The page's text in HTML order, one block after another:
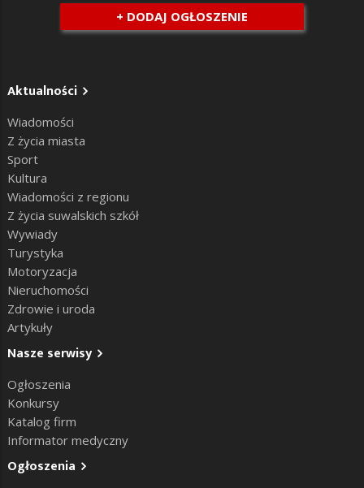
+ DODAJ OGŁOSZENIE
Aktualności
Wiadomości
Z życia miasta
Sport
Kultura
Wiadomości z regionu
Z życia suwalskich szkół
Wywiady
Turystyka
Motoryzacja
Nieruchomości
Zdrowie i uroda
Artykuły
Nasze serwisy
Ogłoszenia
Konkursy
Katalog firm
Informator medyczny
Ogłoszenia